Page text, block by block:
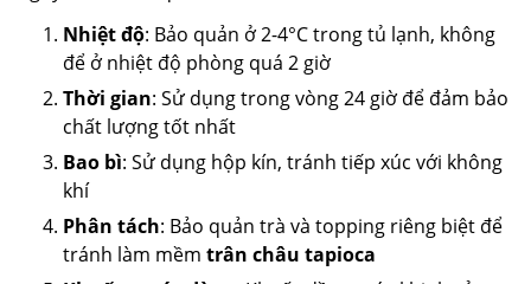
Nhiệt độ: Bảo quản ở 2-4°C trong tủ lạnh, không
để ở nhiệt độ phòng quá 2 giờ
Thời gian: Sử dụng trong vòng 24 giờ để đảm bảo
chất lượng tốt nhất
Bao bì: Sử dụng hộp kín, tránh tiếp xúc với không
khí
Phân tách: Bảo quản trà và topping riêng biệt để
tránh làm mềmtrân châu tapioca